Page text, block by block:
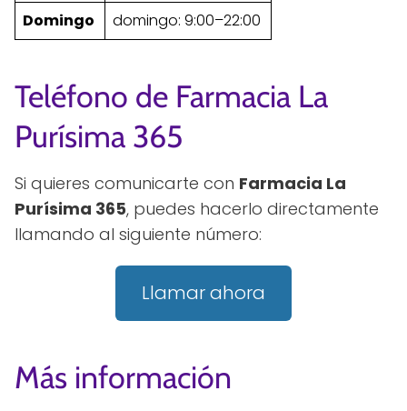
Domingo
domingo: 9:00–22:00
Teléfono de Farmacia La
Purísima 365
Si quieres comunicarte con Farmacia La
Purísima 365, puedes hacerlo directamente
llamando al siguiente número:
Llamar ahora
Más información